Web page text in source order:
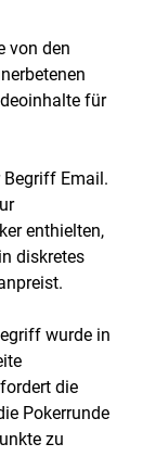
von den
für
Email.
enthielten,
diskretes
wurde in
die
Pokerrunde
zu